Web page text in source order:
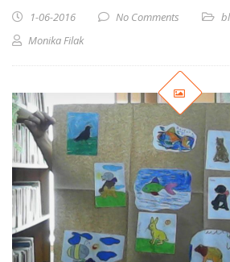
1-06-2016 No Comments
Monika Filak